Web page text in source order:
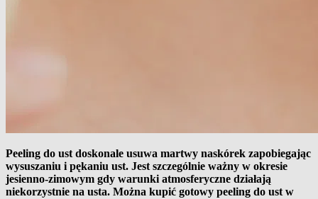
Peeling do ust doskonale usuwa martwy naskórek zapobiegając
wysuszaniu i pękaniu ust. Jest szczególnie ważny w okresie
jesienno-zimowym gdy warunki atmosferyczne działają
niekorzystnie na usta. Można kupić gotowy peeling do ust w